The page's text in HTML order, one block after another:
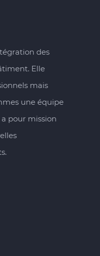
des
Elle
mais
une équipe
pour mission